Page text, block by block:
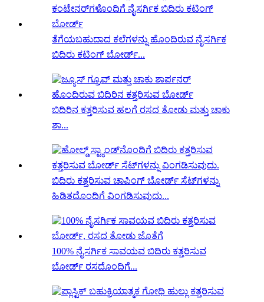
ತೆಗೆಯಬಹುದಾದ ಕಲೆಗಳನ್ನು ಹೊಂದಿರುವ ನೈಸರ್ಗಿಕ
ಬಿದಿರು ಕಟಿಂಗ್ ಬೋರ್ಡ್...
ಬಿದಿರಿನ ಕತ್ತರಿಸುವ ಹಲಗೆ ರಸದ ತೋಡು ಮತ್ತು ಚಾಕು
ಶಾ...
ಬಿದಿರು ಕತ್ತರಿಸುವ ಚಾಪಿಂಗ್ ಬೋರ್ಡ್ ಸೆಟ್‌ಗಳನ್ನು
ಹಿಡಿತದೊಂದಿಗೆ ವಿಂಗಡಿಸುವುದು...
100% ನೈಸರ್ಗಿಕ ಸಾವಯವ ಬಿದಿರು ಕತ್ತರಿಸುವ
ಬೋರ್ಡ್ ರಸದೊಂದಿಗೆ...